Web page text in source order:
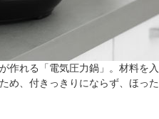
作れる「電気圧力鍋」。材料を入
め、付きっきりにならず、ほった